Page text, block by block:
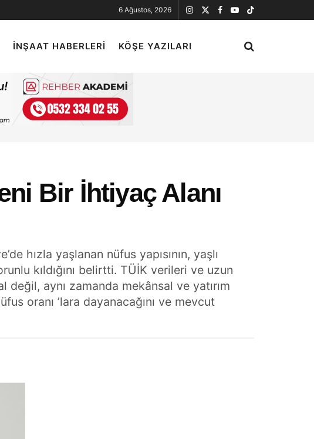
6 Ağustos, 2026
İNŞAAT HABERLERI KÖŞE YAZILARI
Bir İhtiyaç Alanı
hızla yaşlanan nüfus yapısının, yaşlı
kıldığını belirtti. TÜİK verileri ve uzun
aynı zamanda mekânsal ve yatırım
oranı ’lara dayanacağını ve mevcut